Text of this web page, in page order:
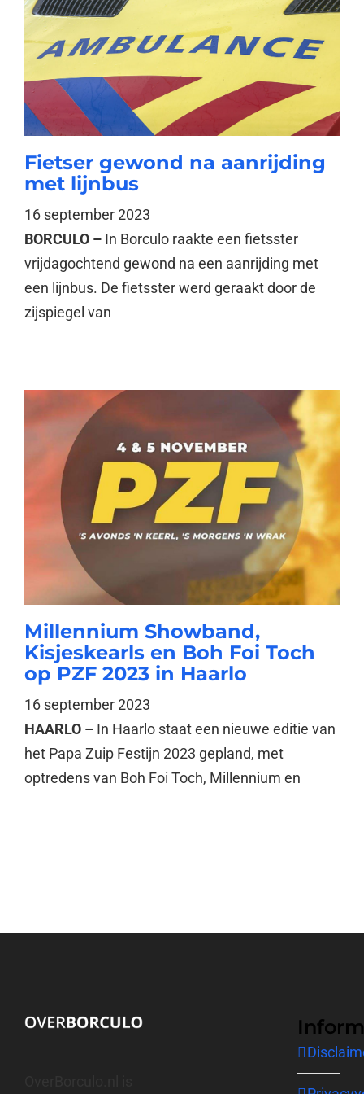
Fietser gewond na aanrijding
met lijnbus
16 september 2023
BORCULO – In Borculo raakte een fietsster
vrijdagochtend gewond na een aanrijding met
een lijnbus. De fietsster werd geraakt door de
zijspiegel van
Millennium Showband,
Kisjeskearls en Boh Foi Toch
op PZF 2023 in Haarlo
16 september 2023
HAARLO – In Haarlo staat een nieuwe editie van
het Papa Zuip Festijn 2023 gepland, met
optredens van Boh Foi Toch, Millennium en